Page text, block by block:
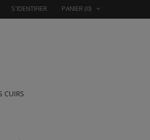
PANIER (0)
S'IDENTIFIER
CUIRS